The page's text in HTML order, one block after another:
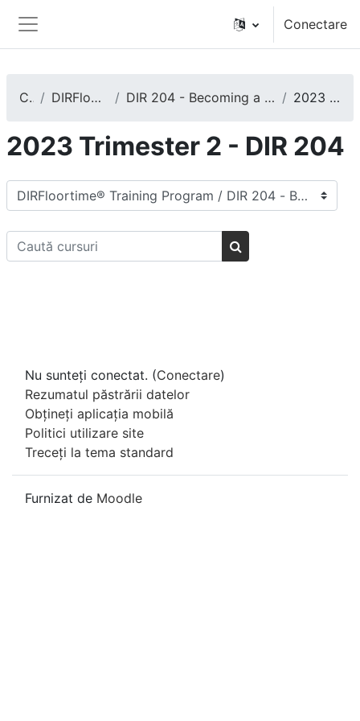
Panou lateral
Conectare
Cursuri DIRFloortime® Training Program DIR 204 - Becoming a Training Leader and/or an Expert DIRFloortime Provider 2023 Trimester 2 - DIR 204
2023 Trimester 2 - DIR 204
Categorii curs
Caută cursuri
Caută cursuri
Nu sunteți conectat. (Conectare)
Rezumatul păstrării datelor
Obțineți aplicația mobilă
Politici utilizare site
Treceți la tema standard
Furnizat de Moodle